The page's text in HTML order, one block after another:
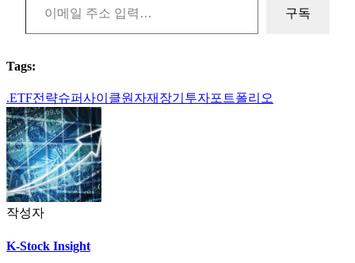
구독
Tags:
.ETF전략슈퍼사이클원자재 장기투자포트폴리오
작성자
K-Stock Insight